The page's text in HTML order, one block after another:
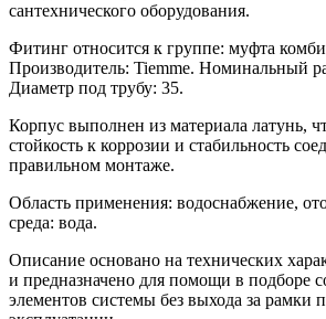
сантехнического оборудования.
Фитинг относится к группе: муфта
Производитель: Tiemme. Номинальный
Диаметр под трубу: 35.
Корпус выполнен из материала латунь,
стойкость к коррозии и стабильность
правильном монтаже.
Область применения: водоснабжение,
среда: вода.
Описание основано на технических
и предназначено для помощи в подборе
элементов системы без выхода за рамки